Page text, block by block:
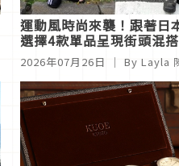
運動風時尚來襲！跟著日
選擇4款單品呈現街頭混
2026年07月26日 ｜ By Layla